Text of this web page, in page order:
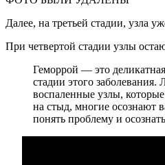
Далее, на третьей стадии, узла
При четвертой стадии узлы
Геморрой — это
стадии этого
воспаленные узлы,
на стыд, многие осознают
понять проблему и